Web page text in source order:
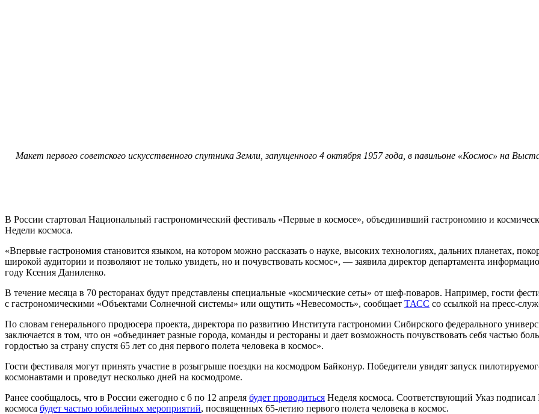
Макет первого советского искусственного спутника Земли, запущенного 4 октября 1957 года, в павильоне «Космос» на
В России стартовал Национальный гастрономический фестиваль «Первые в космосе», объединивший гастрономию и
Недели космоса.
«Впервые гастрономия становится языком, на котором можно рассказать о науке, высоких технологиях, дальних планетах,
широкой аудитории и позволяют не только увидеть, но и почувствовать космос», — заявила директор департамента
году Ксения Даниленко.
В течение месяца в 70 ресторанах будут представлены специальные «космические сеты» от шеф-поваров. Например, гости
с гастрономическими «Объектами Солнечной системы» или ощутить «Невесомость», сообщает ТАСС со ссылкой на пресс-
По словам генерального продюсера проекта, директора по развитию Института гастрономии Сибирского федерального
заключается в том, что он «объединяет разные города, команды и рестораны и дает возможность почувствовать себя частью
гордостью за страну спустя 65 лет со дня первого полета человека в космос».
Гости фестиваля могут принять участие в розыгрыше поездки на космодром Байконур. Победители увидят запуск
космонавтами и проведут несколько дней на космодроме.
Ранее сообщалось, что в России ежегодно с 6 по 12 апреля будет проводиться Неделя космоса. Соответствующий Указ
космоса будет частью юбилейных мероприятий, посвященных 65-летию первого полета человека в космос.